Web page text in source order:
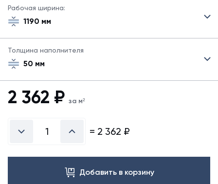
панелей
все
Для
заказа
другого
цвета
Рабочая ширина:
1190 мм
Толщина наполнителя
50 мм
2 362 ₽ за м²
= 2 362 ₽
Добавить в корзину